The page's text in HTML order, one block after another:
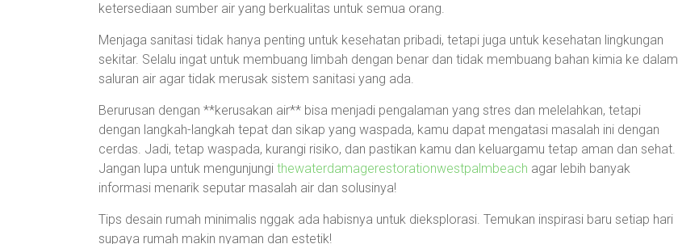
ketersediaan sumber air yang berkualitas untuk semua orang.
Menjaga sanitasi tidak hanya penting untuk kesehatan pribadi, tetapi juga untuk kesehatan lingkungan
sekitar. Selalu ingat untuk membuang limbah dengan benar dan tidak membuang bahan kimia ke dalam
saluran air agar tidak merusak sistem sanitasi yang ada.
Berurusan dengan **kerusakan air** bisa menjadi pengalaman yang stres dan melelahkan, tetapi
dengan langkah-langkah tepat dan sikap yang waspada, kamu dapat mengatasi masalah ini dengan
cerdas. Jadi, tetap waspada, kurangi risiko, dan pastikan kamu dan keluargamu tetap aman dan sehat.
Jangan lupa untuk mengunjungi thewaterdamagerestorationwestpalmbeach agar lebih banyak
informasi menarik seputar masalah air dan solusinya!
Tips desain rumah minimalis nggak ada habisnya untuk dieksplorasi. Temukan inspirasi baru setiap hari
supaya rumah makin nyaman dan estetik!